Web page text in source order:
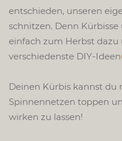
entschieden, unseren
schnitzen. Denn
einfach zum Herbst
verschiedenste DIY-Ideen
Deinen Kürbis kannst du
Spinnennetzen toppen
wirken zu lassen!